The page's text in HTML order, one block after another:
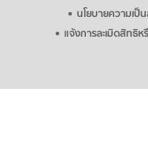
นโยบายความเป็
แจ้งการละเมิดสิทธิห